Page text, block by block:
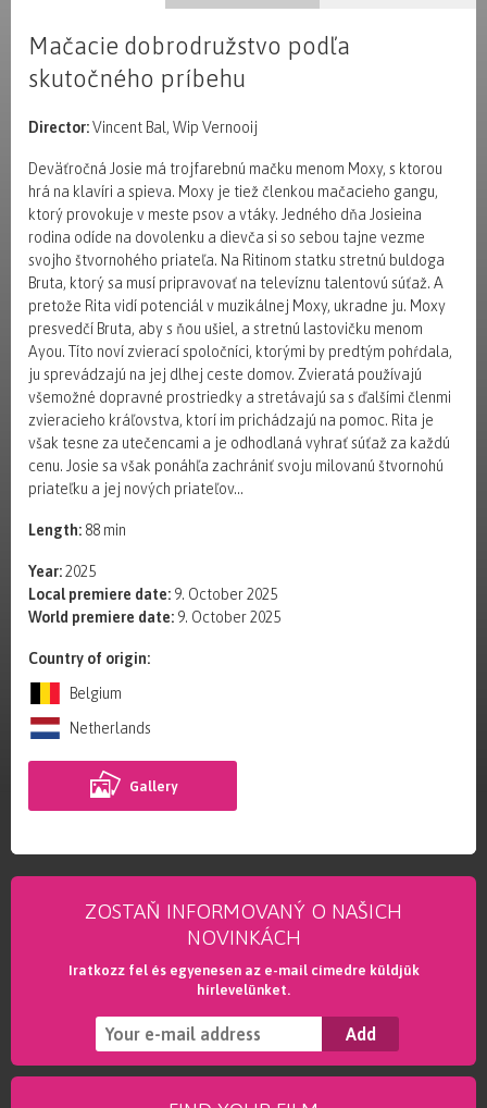
Mačacie dobrodružstvo podľa
skutočného príbehu
Director:Vincent Bal, Wip Vernooij
Deväťročná Josie má trojfarebnú mačku menom Moxy, s ktorou
hrá na klavíri a spieva. Moxy je tiež členkou mačacieho gangu,
ktorý provokuje v meste psov a vtáky. Jedného dňa Josieina
rodina odíde na dovolenku a dievča si so sebou tajne vezme
svojho štvornohého priateľa. Na Ritinom statku stretnú buldoga
Bruta, ktorý sa musí pripravovať na televíznu talentovú súťaž. A
pretože Rita vidí potenciál v muzikálnej Moxy, ukradne ju. Moxy
presvedčí Bruta, aby s ňou ušiel, a stretnú lastovičku menom
Ayou. Títo noví zvierací spoločníci, ktorými by predtým pohŕdala,
ju sprevádzajú na jej dlhej ceste domov. Zvieratá používajú
všemožné dopravné prostriedky a stretávajú sa s ďalšími členmi
zvieracieho kráľovstva, ktorí im prichádzajú na pomoc. Rita je
však tesne za utečencami a je odhodlaná vyhrať súťaž za každú
cenu. Josie sa však ponáhľa zachrániť svoju milovanú štvornohú
priateľku a jej nových priateľov...
Length: 88 min
Year:2025
Local premiere date: 9. October 2025
World premiere date: 9. October 2025
Country of origin:
Belgium
Netherlands
Gallery
ZOSTAŇ INFORMOVANÝ O NAŠICH
NOVINKÁCH
Iratkozz fel és egyenesen az e-mail címedre küldjük
hírlevelünket.